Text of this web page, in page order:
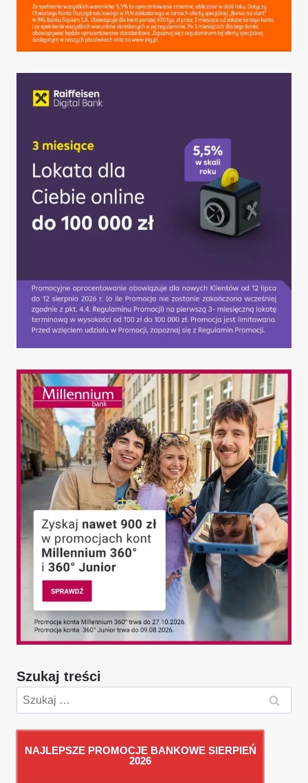
Szukaj treści
Szukaj:
NAJLEPSZE PROMOCJE BANKOWE SIERPIEŃ
2026